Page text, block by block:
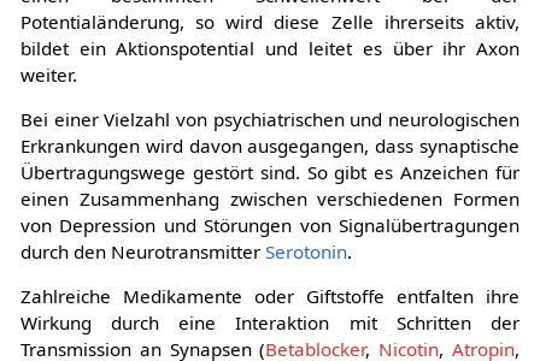
Potentialänderung, so wird diese Zelle ihrerseits aktiv,
bildet ein Aktionspotential und leitet es über ihr Axon
weiter.
Bei einer Vielzahl von psychiatrischen und neurologischen
Erkrankungen wird davon ausgegangen, dass synaptische
Übertragungswege gestört sind. So gibt es Anzeichen für
einen Zusammenhang zwischen verschiedenen Formen
von Depression und Störungen von Signalübertragungen
durch den Neurotransmitter Serotonin.
Zahlreiche Medikamente oder Giftstoffe entfalten ihre
Wirkung durch eine Interaktion mit Schritten der
Transmission an Synapsen (Betablocker, Nicotin,Atropin,